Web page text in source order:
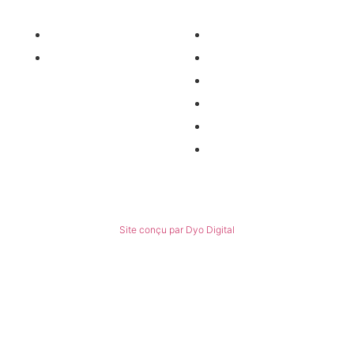
Site conçu par Dyo Digital